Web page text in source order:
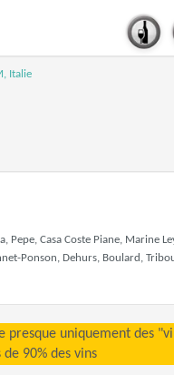
Italie
Pepe, Casa Coste Piane, Marine
Ponson, Dehurs, Boulard,
presque uniquement des
de 90% des vins